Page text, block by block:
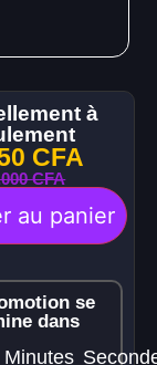
à
CFA
CFA
au panier
se
dans
Minutes